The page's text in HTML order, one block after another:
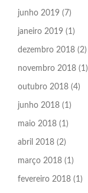
junho 2019 (7)
janeiro 2019 (1)
dezembro 2018 (2)
novembro 2018 (1)
outubro 2018 (4)
junho 2018 (1)
maio 2018 (1)
abril 2018 (2)
março 2018 (1)
fevereiro 2018 (1)